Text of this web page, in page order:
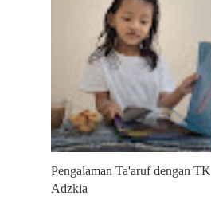
Pengalaman Ta'aruf dengan TK
Adzkia